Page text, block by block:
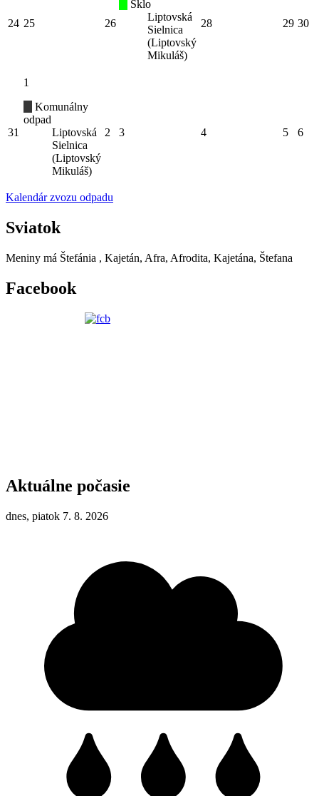
24 25 26
Sklo
Liptovská
Sielnica
(Liptovský
Mikuláš)
28 29 30
31
1
Komunálny
odpad
Liptovská
Sielnica
(Liptovský
Mikuláš)
2 3 4 5 6
Kalendár zvozu odpadu
Sviatok
Meniny má Štefánia , Kajetán, Afra, Afrodita, Kajetána, Štefana
Facebook
Aktuálne počasie
dnes, piatok 7. 8. 2026